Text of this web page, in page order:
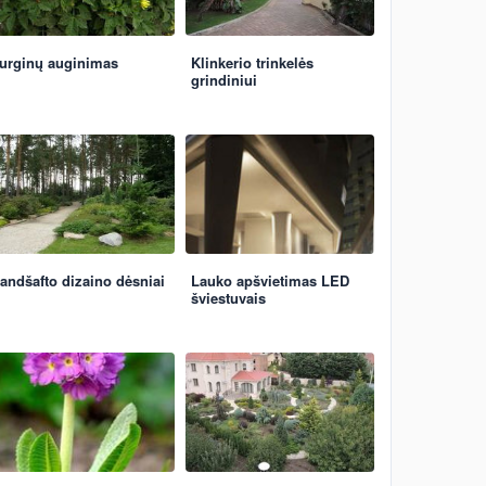
auginimas
Klinkerio trinkelės
grindiniui
dizaino dėsniai
Lauko apšvietimas LED
šviestuvais